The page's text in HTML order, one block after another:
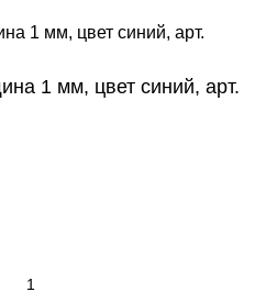
1 мм, цвет синий, арт.